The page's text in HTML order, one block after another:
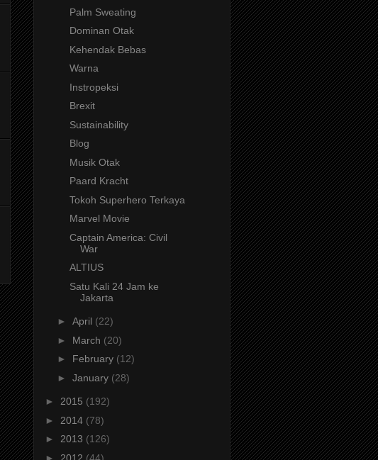
Palm Sweating
Dominan Otak
Kehendak Bebas
Warna
Instropeksi
Brexit
Sustainability
Blog
Musik Otak
Paard Kracht
Tokoh Superhero Terkaya
Marvel Movie
Captain America: Civil
War
ALTIUS
Satu Kali 24 Jam ke
Jakarta
► April (22)
► March (20)
► February (12)
► January (28)
► 2015 (192)
► 2014 (78)
► 2013 (126)
► 2012 (44)